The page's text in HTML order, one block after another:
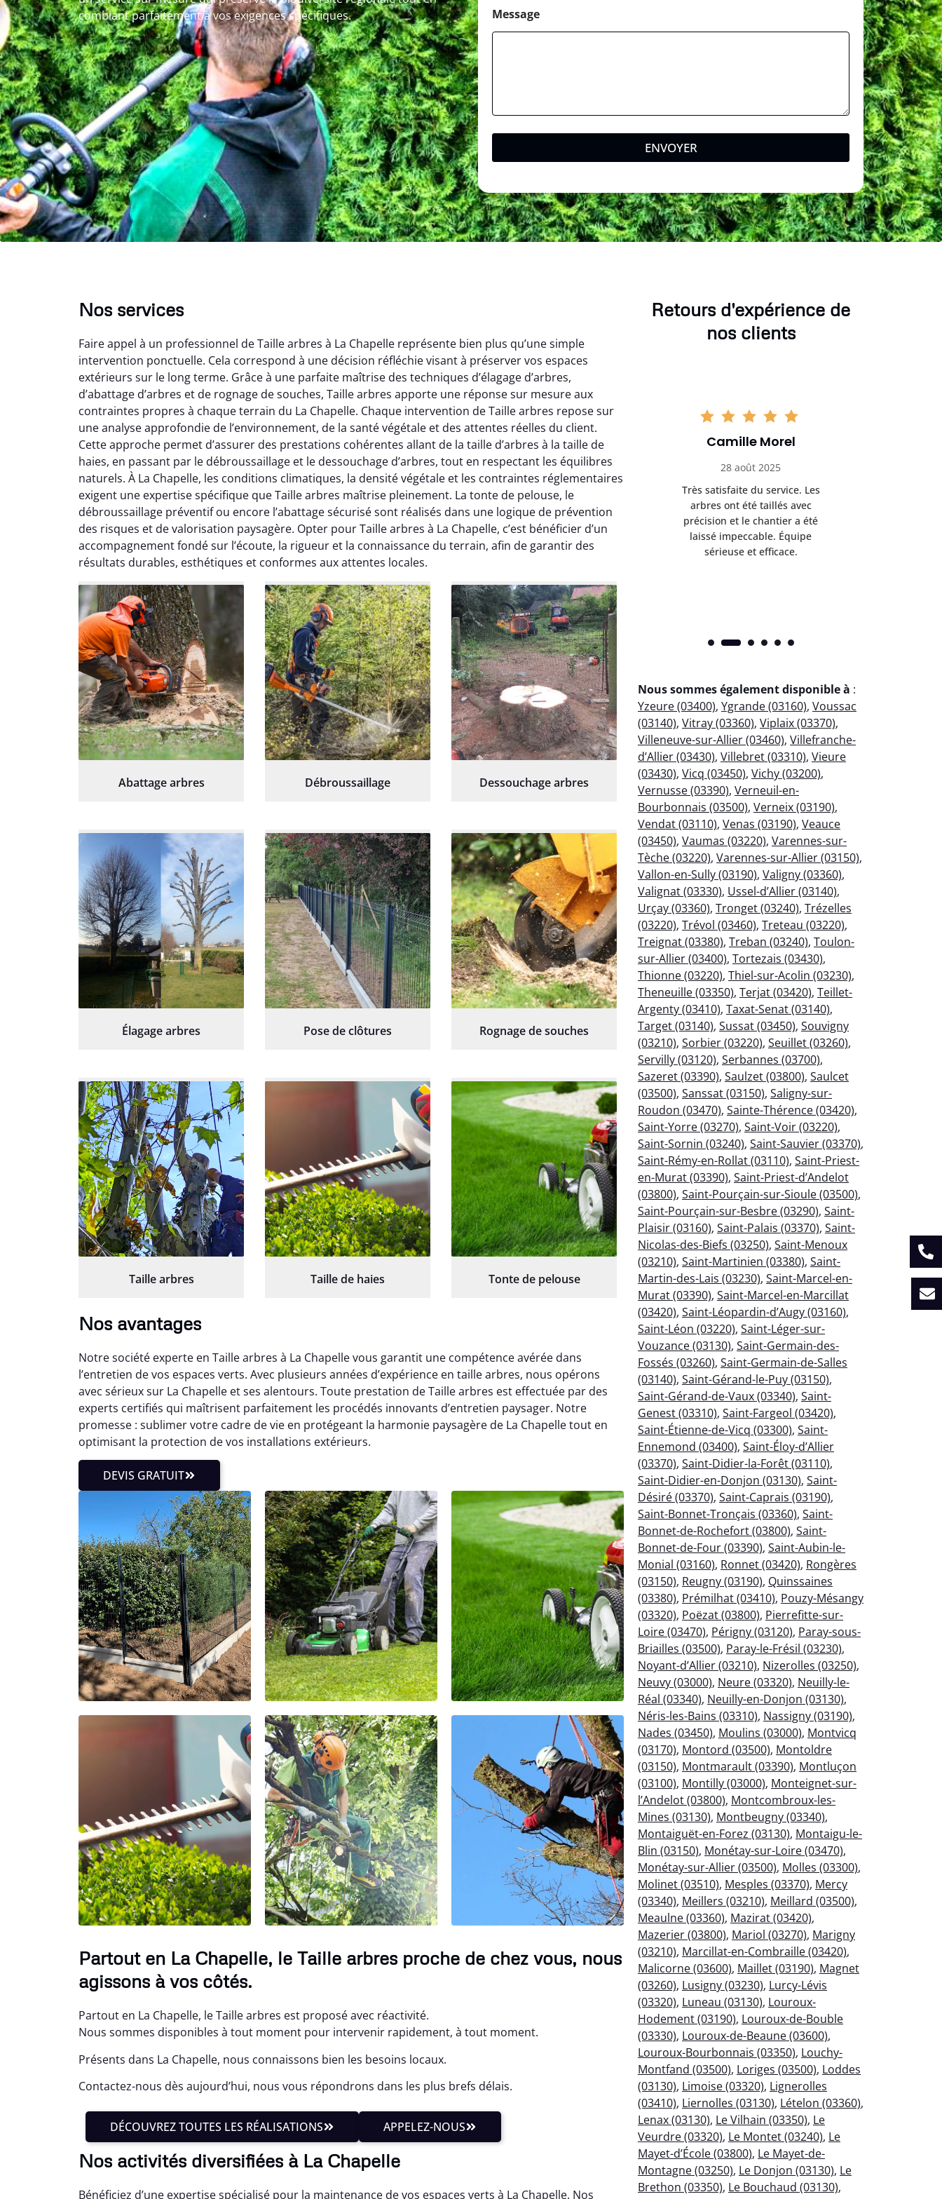
comblant parfaitement à vos exigences spécifiques.
Message
ENVOYER
Nos services
Faire appel à un professionnel de Taille arbres à La Chapelle représente bien plus qu’une simple
intervention ponctuelle. Cela correspond à une décision réfléchie visant à préserver vos espaces
extérieurs sur le long terme. Grâce à une parfaite maîtrise des techniques d’élagage d’arbres,
d’abattage d’arbres et de rognage de souches, Taille arbres apporte une réponse sur mesure aux
contraintes propres à chaque terrain du La Chapelle. Chaque intervention de Taille arbres repose sur
une analyse approfondie de l’environnement, de la santé végétale et des attentes réelles du client.
Cette approche permet d’assurer des prestations cohérentes allant de la taille d’arbres à la taille de
haies, en passant par le débroussaillage et le dessouchage d’arbres, tout en respectant les équilibres
naturels. À La Chapelle, les conditions climatiques, la densité végétale et les contraintes réglementaires
exigent une expertise spécifique que Taille arbres maîtrise pleinement. La tonte de pelouse, le
débroussaillage préventif ou encore l’abattage sécurisé sont réalisés dans une logique de prévention
des risques et de valorisation paysagère. Opter pour Taille arbres à La Chapelle, c’est bénéficier d’un
accompagnement fondé sur l’écoute, la rigueur et la connaissance du terrain, afin de garantir des
résultats durables, esthétiques et conformes aux attentes locales.
Abattage arbres Débroussaillage Dessouchage arbres
Élagage arbres Pose de clôtures Rognage de souches
Taille arbres Taille de haies Tonte de pelouse
Nos avantages
Notre société experte en Taille arbres à La Chapelle vous garantit une compétence avérée dans
l’entretien de vos espaces verts. Avec plusieurs années d’expérience en taille arbres, nous opérons
avec sérieux sur La Chapelle et ses alentours. Toute prestation de Taille arbres est effectuée par des
experts certifiés qui maîtrisent parfaitement les procédés innovants d’entretien paysager. Notre
promesse : sublimer votre cadre de vie en protégeant la harmonie paysagère de La Chapelle tout en
optimisant la protection de vos installations extérieurs.
DEVIS GRATUIT
Partout en La Chapelle, le Taille arbres proche de chez vous, nous
agissons à vos côtés.
Partout en La Chapelle, le Taille arbres est proposé avec réactivité.
Nous sommes disponibles à tout moment pour intervenir rapidement, à tout moment.
Présents dans La Chapelle, nous connaissons bien les besoins locaux.
Contactez-nous dès aujourd’hui, nous vous répondrons dans les plus brefs délais.
DÉCOUVREZ TOUTES LES RÉALISATIONS APPELEZ-NOUS
Nos activités diversifiées à La Chapelle
Bénéficiez d’une expertise spécialisé pour la maintenance de vos espaces verts à La Chapelle. Nos
Retours d'expérience de
nos clients
Soraya Benali
07 février 2026
Service irréprochable du
début à la fin. Les arbres ont
été parfaitement entretenus
et le nettoyage après
intervention est impeccable.
Je recommande vivement.
Léandro Vasseur
12 juillet 2025
Intervention rapide et très
professionnelle pour
l’élagage de mes arbres. Le
travail est propre, sécurisé et
parfaitement réalisé. Je
Camille Morel
28 août 2025
Très satisfaite du service. Les
arbres ont été taillés avec
précision et le chantier a été
laissé impeccable. Équipe
sérieuse et efficace.
Nous sommes également disponible à :
Yzeure (03400), Ygrande (03160), Voussac
(03140), Vitray (03360), Viplaix (03370),
Villeneuve-sur-Allier (03460), Villefranche-
d’Allier (03430), Villebret (03310), Vieure
(03430), Vicq (03450), Vichy (03200),
Vernusse (03390), Verneuil-en-
Bourbonnais (03500), Verneix (03190),
Vendat (03110), Venas (03190), Veauce
(03450), Vaumas (03220), Varennes-sur-
Tèche (03220), Varennes-sur-Allier (03150),
Vallon-en-Sully (03190), Valigny (03360),
Valignat (03330), Ussel-d’Allier (03140),
Urçay (03360), Tronget (03240), Trézelles
(03220), Trévol (03460), Treteau (03220),
Treignat (03380), Treban (03240), Toulon-
sur-Allier (03400), Tortezais (03430),
Thionne (03220), Thiel-sur-Acolin (03230),
Theneuille (03350), Terjat (03420), Teillet-
Argenty (03410), Taxat-Senat (03140),
Target (03140), Sussat (03450), Souvigny
(03210), Sorbier (03220), Seuillet (03260),
Servilly (03120), Serbannes (03700),
Sazeret (03390), Saulzet (03800), Saulcet
(03500), Sanssat (03150), Saligny-sur-
Roudon (03470), Sainte-Thérence (03420),
Saint-Yorre (03270), Saint-Voir (03220),
Saint-Sornin (03240), Saint-Sauvier (03370),
Saint-Rémy-en-Rollat (03110), Saint-Priest-
en-Murat (03390), Saint-Priest-d’Andelot
(03800), Saint-Pourçain-sur-Sioule (03500),
Saint-Pourçain-sur-Besbre (03290), Saint-
Plaisir (03160), Saint-Palais (03370), Saint-
Nicolas-des-Biefs (03250), Saint-Menoux
(03210), Saint-Martinien (03380), Saint-
Martin-des-Lais (03230), Saint-Marcel-en-
Murat (03390), Saint-Marcel-en-Marcillat
(03420), Saint-Léopardin-d’Augy (03160),
Saint-Léon (03220), Saint-Léger-sur-
Vouzance (03130), Saint-Germain-des-
Fossés (03260), Saint-Germain-de-Salles
(03140), Saint-Gérand-le-Puy (03150),
Saint-Gérand-de-Vaux (03340), Saint-
Genest (03310), Saint-Fargeol (03420),
Saint-Étienne-de-Vicq (03300), Saint-
Ennemond (03400), Saint-Éloy-d’Allier
(03370), Saint-Didier-la-Forêt (03110),
Saint-Didier-en-Donjon (03130), Saint-
Désiré (03370), Saint-Caprais (03190),
Saint-Bonnet-Tronçais (03360), Saint-
Bonnet-de-Rochefort (03800), Saint-
Bonnet-de-Four (03390), Saint-Aubin-le-
Monial (03160), Ronnet (03420), Rongères
(03150), Reugny (03190), Quinssaines
(03380), Prémilhat (03410), Pouzy-Mésangy
(03320), Poëzat (03800), Pierrefitte-sur-
Loire (03470), Périgny (03120), Paray-sous-
Briailles (03500), Paray-le-Frésil (03230),
Noyant-d’Allier (03210), Nizerolles (03250),
Neuvy (03000), Neure (03320), Neuilly-le-
Réal (03340), Neuilly-en-Donjon (03130),
Néris-les-Bains (03310), Nassigny (03190),
Nades (03450), Moulins (03000), Montvicq
(03170), Montord (03500), Montoldre
(03150), Montmarault (03390), Montluçon
(03100), Montilly (03000), Monteignet-sur-
l’Andelot (03800), Montcombroux-les-
Mines (03130), Montbeugny (03340),
Montaiguët-en-Forez (03130), Montaigu-le-
Blin (03150), Monétay-sur-Loire (03470),
Monétay-sur-Allier (03500), Molles (03300),
Molinet (03510), Mesples (03370), Mercy
(03340), Meillers (03210), Meillard (03500),
Meaulne (03360), Mazirat (03420),
Mazerier (03800), Mariol (03270), Marigny
(03210), Marcillat-en-Combraille (03420),
Malicorne (03600), Maillet (03190), Magnet
(03260), Lusigny (03230), Lurcy-Lévis
(03320), Luneau (03130), Louroux-
Hodement (03190), Louroux-de-Bouble
(03330), Louroux-de-Beaune (03600),
Louroux-Bourbonnais (03350), Louchy-
Montfand (03500), Loriges (03500), Loddes
(03130), Limoise (03320), Lignerolles
(03410), Liernolles (03130), Lételon (03360),
Lenax (03130), Le Vilhain (03350), Le
Veurdre (03320), Le Montet (03240), Le
Mayet-d’École (03800), Le Mayet-de-
Montagne (03250), Le Donjon (03130), Le
Brethon (03350), Le Bouchaud (03130),